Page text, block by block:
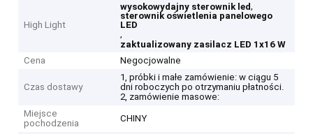
High Light
wysokowydajny sterownik led,
sterownik oświetlenia panelowego
LED
,
zaktualizowany zasilacz LED 1x16 W
Cena
Negocjowalne
Czas dostawy
1, próbki i małe zamówienie: w ciągu 5
dni roboczych po otrzymaniu płatności.
2, zamówienie masowe:
Miejsce
pochodzenia
CHINY